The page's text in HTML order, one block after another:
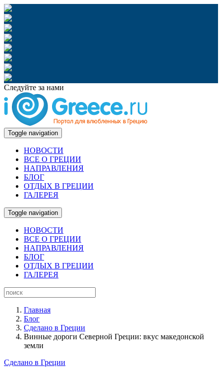
Следуйте за нами
Toggle navigation
НОВОСТИ
ВСЕ О ГРЕЦИИ
НАПРАВЛЕНИЯ
БЛОГ
ОТДЫХ В ГРЕЦИИ
ГАЛЕРЕЯ
Toggle navigation
НОВОСТИ
ВСЕ О ГРЕЦИИ
НАПРАВЛЕНИЯ
БЛОГ
ОТДЫХ В ГРЕЦИИ
ГАЛЕРЕЯ
Главная
Блог
Сделано в Греции
Винные дороги Северной Греции: вкус македонской
земли
Сделано в Греции